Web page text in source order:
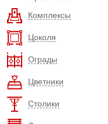
Комплексы
Цоколя
Ограды
Цветники
Столики